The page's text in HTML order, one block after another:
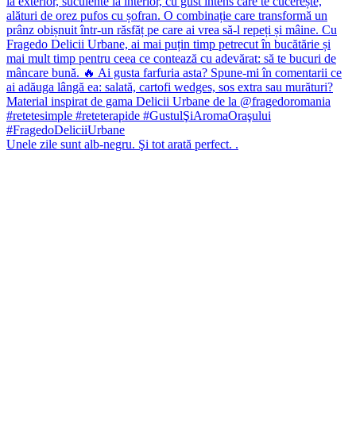
Unele zile sunt alb-negru. Şi tot arată perfect. .